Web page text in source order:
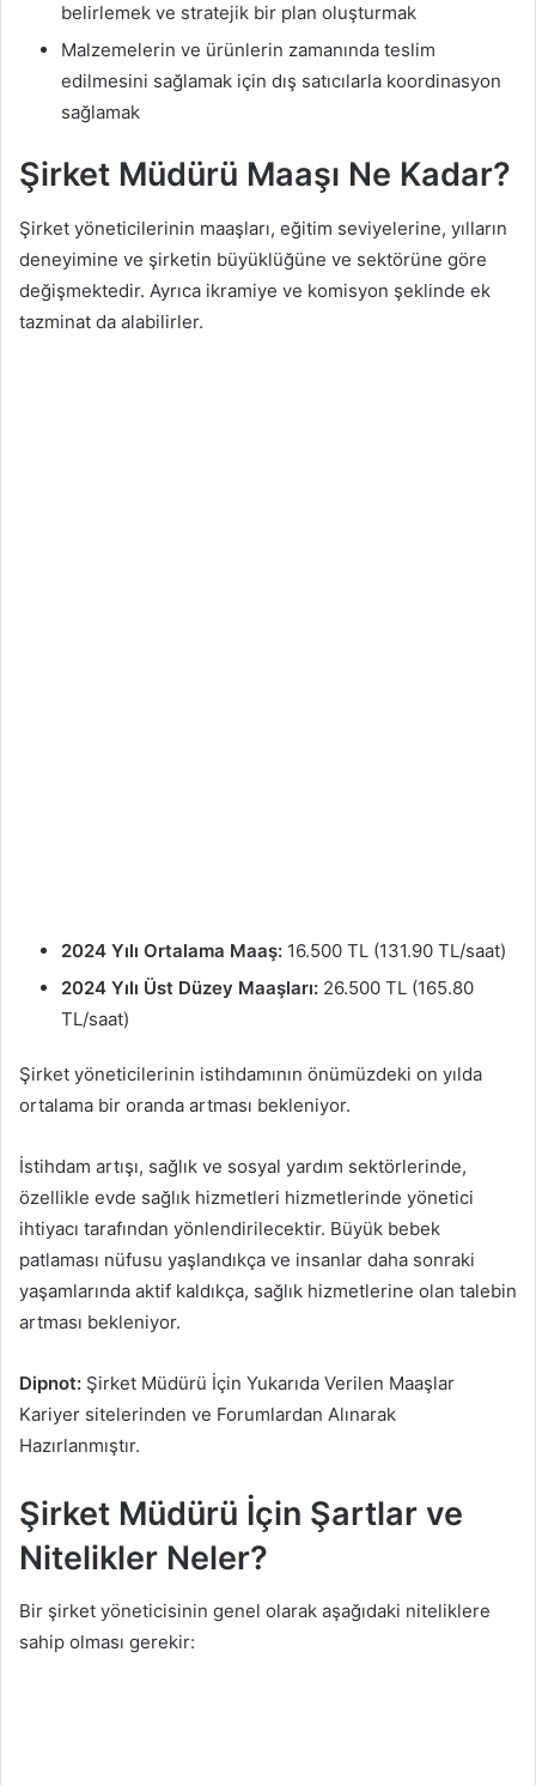
belirlemek ve stratejik bir plan oluşturmak
Malzemelerin ve ürünlerin zamanında teslim
edilmesini sağlamak için dış satıcılarla koordinasyon
sağlamak
Şirket Müdürü Maaşı Ne Kadar?
Şirket yöneticilerinin maaşları, eğitim seviyelerine, yılların
deneyimine ve şirketin büyüklüğüne ve sektörüne göre
değişmektedir. Ayrıca ikramiye ve komisyon şeklinde ek
tazminat da alabilirler.
2024 Yılı Ortalama Maaş: 16.500 TL (131.90 TL/saat)
2024 Yılı Üst Düzey Maaşları: 26.500 TL (165.80
TL/saat)
Şirket yöneticilerinin istihdamının önümüzdeki on yılda
ortalama bir oranda artması bekleniyor.
İstihdam artışı, sağlık ve sosyal yardım sektörlerinde,
özellikle evde sağlık hizmetleri hizmetlerinde yönetici
ihtiyacı tarafından yönlendirilecektir. Büyük bebek
patlaması nüfusu yaşlandıkça ve insanlar daha sonraki
yaşamlarında aktif kaldıkça, sağlık hizmetlerine olan talebin
artması bekleniyor.
Dipnot: Şirket Müdürü İçin Yukarıda Verilen Maaşlar
Kariyer sitelerinden ve Forumlardan Alınarak
Hazırlanmıştır.
Şirket Müdürü İçin Şartlar ve
Nitelikler Neler?
Bir şirket yöneticisinin genel olarak aşağıdaki niteliklere
sahip olması gerekir: